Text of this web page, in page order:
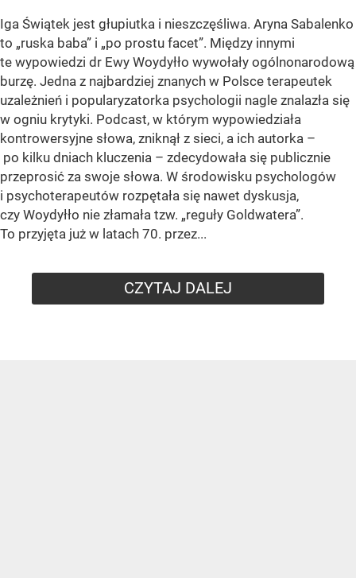
Iga Świątek jest głupiutka i nieszczęśliwa. Aryna Sabalenko
to „ruska baba” i „po prostu facet”. Między innymi
te wypowiedzi dr Ewy Woydyłło wywołały ogólnonarodową
burzę. Jedna z najbardziej znanych w Polsce terapeutek
uzależnień i popularyzatorka psychologii nagle znalazła się
w ogniu krytyki. Podcast, w którym wypowiedziała
kontrowersyjne słowa, zniknął z sieci, a ich autorka –
po kilku dniach kluczenia – zdecydowała się publicznie
przeprosić za swoje słowa. W środowisku psychologów
i psychoterapeutów rozpętała się nawet dyskusja,
czy Woydyłło nie złamała tzw. „reguły Goldwatera”.
To przyjęta już w latach 70. przez...
CZYTAJ DALEJ